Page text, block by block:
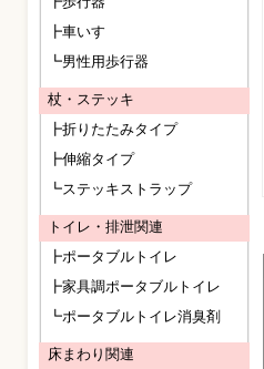
┣車いす
┗男性用歩行器
杖・ステッキ
┣折りたたみタイプ
┣伸縮タイプ
┗ステッキストラップ
トイレ・排泄関連
┣ポータブルトイレ
┣家具調ポータブルトイレ
┗ポータブルトイレ消臭剤
床まわり関連